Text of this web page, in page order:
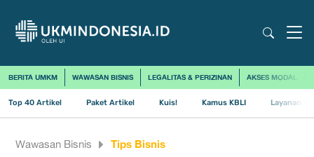
BERITA UMKM WAWASAN BISNIS LEGALITAS & PERIZINAN AKSES MODAL
Top 40 Artikel Paket Artikel Kuis! Kamus KBLI Layanan
Wawasan Bisnis Tips Bisnis